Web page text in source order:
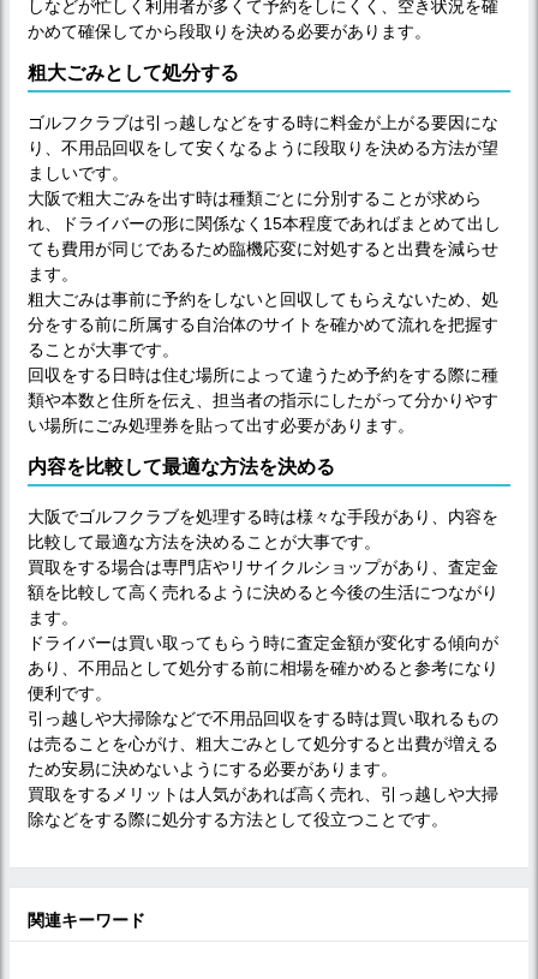
しなどが忙しく利用者が多くて予約をしにくく、空き状況を確
かめて確保してから段取りを決める必要があります。
粗大ごみとして処分する
ゴルフクラブは引っ越しなどをする時に料金が上がる要因にな
り、不用品回収をして安くなるように段取りを決める方法が望
ましいです。
大阪で粗大ごみを出す時は種類ごとに分別することが求めら
れ、ドライバーの形に関係なく15本程度であればまとめて出し
ても費用が同じであるため臨機応変に対処すると出費を減らせ
ます。
粗大ごみは事前に予約をしないと回収してもらえないため、処
分をする前に所属する自治体のサイトを確かめて流れを把握す
ることが大事です。
回収をする日時は住む場所によって違うため予約をする際に種
類や本数と住所を伝え、担当者の指示にしたがって分かりやす
い場所にごみ処理券を貼って出す必要があります。
内容を比較して最適な方法を決める
大阪でゴルフクラブを処理する時は様々な手段があり、内容を
比較して最適な方法を決めることが大事です。
買取をする場合は専門店やリサイクルショップがあり、査定金
額を比較して高く売れるように決めると今後の生活につながり
ます。
ドライバーは買い取ってもらう時に査定金額が変化する傾向が
あり、不用品として処分する前に相場を確かめると参考になり
便利です。
引っ越しや大掃除などで不用品回収をする時は買い取れるもの
は売ることを心がけ、粗大ごみとして処分すると出費が増える
ため安易に決めないようにする必要があります。
買取をするメリットは人気があれば高く売れ、引っ越しや大掃
除などをする際に処分する方法として役立つことです。
関連キーワード